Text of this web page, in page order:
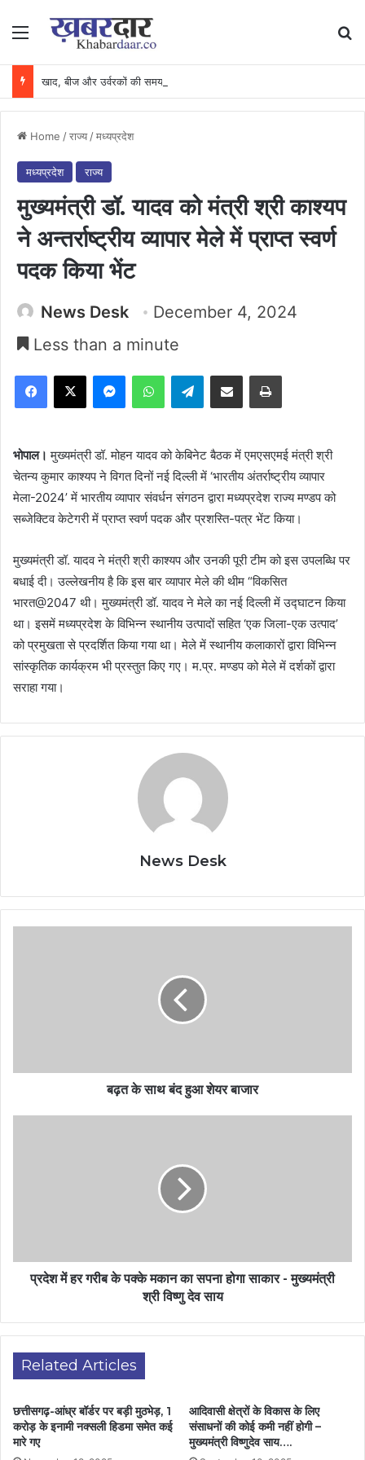
Menu
Home /राज्य /मध्यप्रदेश
मध्यप्रदेश राज्य
मुख्यमंत्री डॉ. यादव को मंत्री श्री काश्यप
ने अन्तर्राष्ट्रीय व्यापार मेले में प्राप्त स्वर्ण
पदक किया भेंट
News Desk
December 4, 2024
Less than a minute
Facebook
X MessengerWhatsAppTelegramShare via Email Print
भोपाल। मुख्यमंत्री डॉ. मोहन यादव को केबिनेट बैठक में एमएसएमई मंत्री श्री
चेतन्य कुमार काश्यप ने विगत दिनों नई दिल्ली में ‘भारतीय अंतर्राष्ट्रीय व्यापार
मेला-2024’ में भारतीय व्यापार संवर्धन संगठन द्वारा मध्यप्रदेश राज्य मण्डप को
सब्जेक्टिव केटेगरी में प्राप्त स्वर्ण पदक और प्रशस्ति-पत्र भेंट किया।
मुख्यमंत्री डॉ. यादव ने मंत्री श्री काश्यप और उनकी पूरी टीम को इस उपलब्धि पर
बधाई दी। उल्लेखनीय है कि इस बार व्यापार मेले की थीम “विकसित
भारत@2047 थी। मुख्यमंत्री डॉ. यादव ने मेले का नई दिल्ली में उद्घाटन किया
था। इसमें मध्यप्रदेश के विभिन्न स्थानीय उत्पादों सहित ‘एक जिला-एक उत्पाद’
को प्रमुखता से प्रदर्शित किया गया था। मेले में स्थानीय कलाकारों द्वारा विभिन्न
सांस्कृतिक कार्यक्रम भी प्रस्तुत किए गए। म.प्र. मण्डप को मेले में दर्शकों द्वारा
सराहा गया।
News Desk
बढ़त के साथ बंद हुआ शेयर बाजार
प्रदेश में हर गरीब के पक्के मकान का सपना होगा साकार - मुख्यमंत्री
श्री विष्णु देव साय
Related Articles
छत्तीसगढ़-आंध्र बॉर्डर पर बड़ी मुठभेड़, 1
करोड़ के इनामी नक्सली हिडमा समेत कई
मारे गए
आदिवासी क्षेत्रों के विकास के लिए
संसाधनों की कोई कमी नहीं होगी –
मुख्यमंत्री विष्णुदेव साय….